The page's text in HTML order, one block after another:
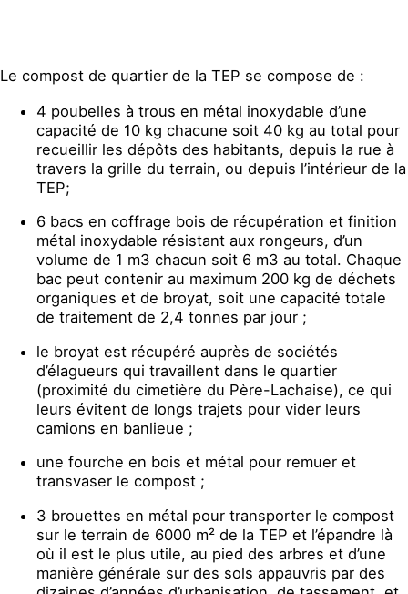
Le compost de quartier de la TEP se compose de :
4 poubelles à trous en métal inoxydable d’une
capacité de 10 kg chacune soit 40 kg au total pour
recueillir les dépôts des habitants, depuis la rue à
travers la grille du terrain, ou depuis l’intérieur de la
TEP;
6 bacs en coffrage bois de récupération et finition
métal inoxydable résistant aux rongeurs, d’un
volume de 1 m3 chacun soit 6 m3 au total. Chaque
bac peut contenir au maximum 200 kg de déchets
organiques et de broyat, soit une capacité totale
de traitement de 2,4 tonnes par jour ;
le broyat est récupéré auprès de sociétés
d’élagueurs qui travaillent dans le quartier
(proximité du cimetière du Père-Lachaise), ce qui
leurs évitent de longs trajets pour vider leurs
camions en banlieue ;
une fourche en bois et métal pour remuer et
transvaser le compost ;
3 brouettes en métal pour transporter le compost
sur le terrain de 6000 m² de la TEP et l’épandre là
où il est le plus utile, au pied des arbres et d’une
manière générale sur des sols appauvris par des